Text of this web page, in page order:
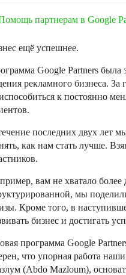
ещё успешнее.
Google Partners была
рекламного бизнеса.
к постоянно
последних двух лет
как нам стать лучше.
вам не хватало
мы
Кроме того, в
бизнес и достигать
программа Google
что упорная работа
(Abdo Mazloum),